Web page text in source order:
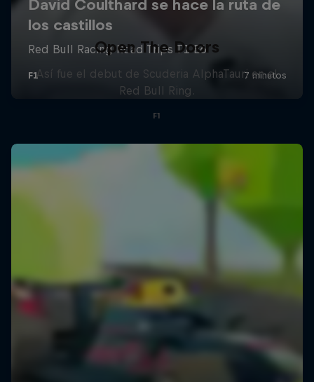
Open The Doors
Así fue el debut de Scuderia AlphaTauri en el
Red Bull Ring.
F1